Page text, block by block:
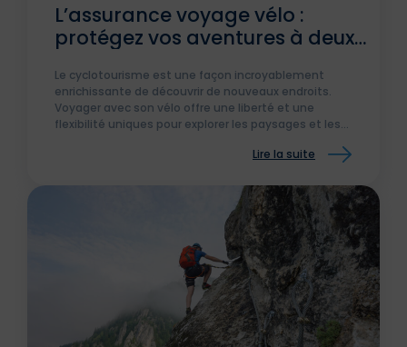
L’assurance voyage vélo :
protégez vos aventures à deux
Le cyclotourisme est une façon incroyablement
enrichissante de découvrir de nouveaux endroits.
Voyager avec son vélo offre une liberté et une
flexibilité uniques pour explorer les paysages et les
Lire la suite